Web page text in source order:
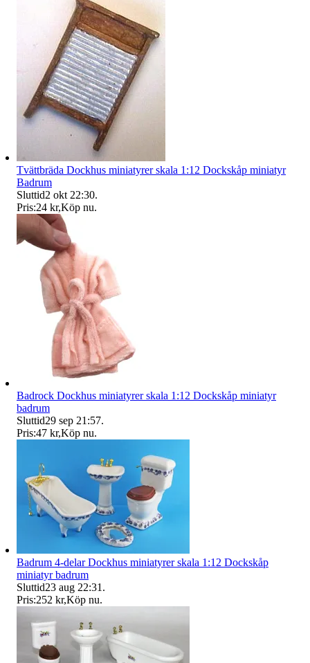
Tvättbräda Dockhus miniatyrer skala 1:12 Dockskåp miniatyr
Badrum
Sluttid2 okt 22:30.
Pris:24 kr,Köp nu.
Badrock Dockhus miniatyrer skala 1:12 Dockskåp miniatyr
badrum
Sluttid29 sep 21:57.
Pris:47 kr,Köp nu.
Badrum 4-delar Dockhus miniatyrer skala 1:12 Dockskåp
miniatyr badrum
Sluttid23 aug 22:31 .
Pris:252 kr,Köp nu.